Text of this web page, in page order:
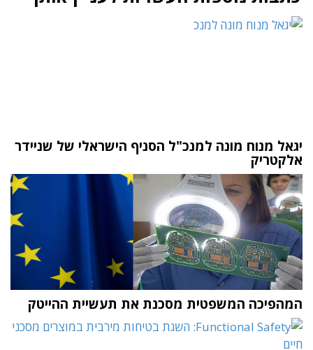
יגאל מנוח מונה למנכ"ל הסניף הישראלי של שניידר
אלקטריק
המהפיכה המשפטית מסכנת את תעשיית ההייטק